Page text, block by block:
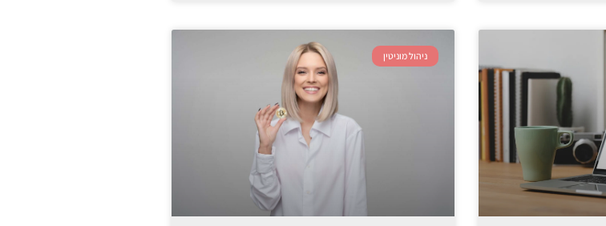
ניהול מוניטין